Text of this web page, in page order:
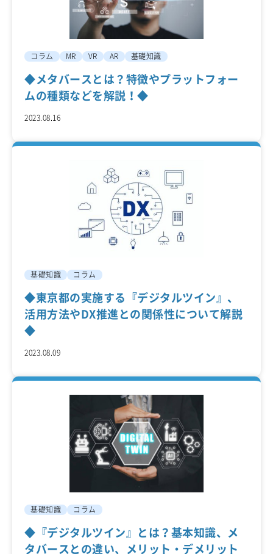
コラム MR VR AR 基礎知識
◆メタバースとは？特徴やプラットフォー
ムの種類などを解説！◆
2023.08.16
基礎知識 コラム
◆東京都の実施する『デジタルツイン』、
活用方法やDX推進との関係性について解説
◆
2023.08.09
基礎知識 コラム
◆『デジタルツイン』とは？基本知識、メ
タバースとの違い、メリット・デメリット